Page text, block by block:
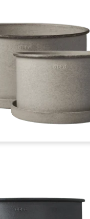
beige dbkd
€99,90